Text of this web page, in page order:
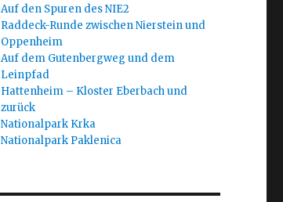
Auf den Spuren des NIE2
Raddeck-Runde zwischen Nierstein und
Oppenheim
Auf dem Gutenbergweg und dem
Leinpfad
Hattenheim – Kloster Eberbach und
zurück
Nationalpark Krka
Nationalpark Paklenica